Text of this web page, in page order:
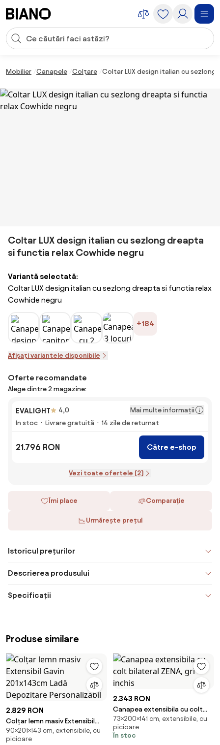
Introducerea căutării
Mobilier Canapele Colțare Coltar LUX design italian cu
Coltar LUX design italian cu sezlong dreapta
si functia relax Cowhide negru
Variantă selectată:
Coltar LUX design italian cu sezlong dreapta si functia relax
Cowhide negru
+184
Afișați variantele disponibile
Oferte recomandate
Alege dintre 2 magazine:
EVALIGHT 4,0
Mai multe informații
În stoc
Livrare gratuită 14 zile de returnat
21.796 RON Către e-shop
Vezi toate ofertele (2)
Îmi place Comparaţie
Urmărește prețul
Istoricul prețurilor
Descrierea produsului
Specificații
Produse similare
2.829 RON
Colțar lemn masiv Extensibil
Gavin 201x143cm Ladă
Depozitare Personalizabil
90×201×143 cm, extensibile, cu
picioare
2.343 RON
Canapea extensibila cu colt
bilateral ZENA, gri inchis
73×200×141 cm, extensibile, cu
picioare
În stoc